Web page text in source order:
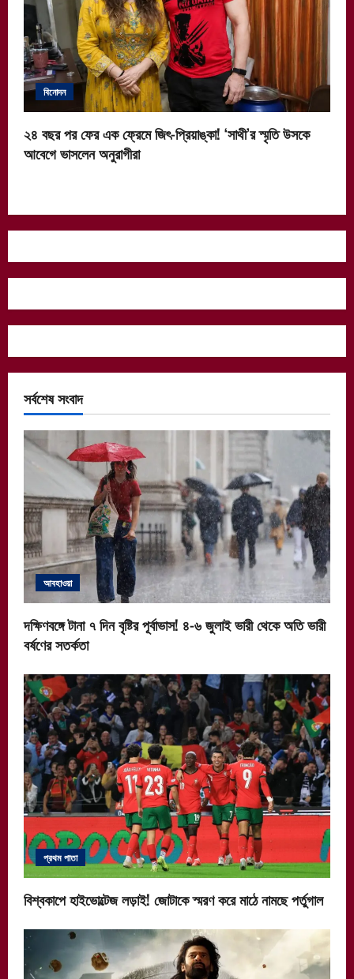
বিনোদন
২৪ বছর পর ফের এক ফ্রেমে জিৎ-প্রিয়াঙ্কা! ‘সাথী’র স্মৃতি উসকে
আবেগে ভাসলেন অনুরাগীরা
সর্বশেষ সংবাদ
আবহাওয়া
দক্ষিণবঙ্গে টানা ৭ দিন বৃষ্টির পূর্বাভাস! ৪-৬ জুলাই ভারী থেকে অতি ভারী
বর্ষণের সতর্কতা
প্রথম পাতা
বিশ্বকাপে হাইভোল্টেজ লড়াই! জোটাকে স্মরণ করে মাঠে নামছে পর্তুগাল